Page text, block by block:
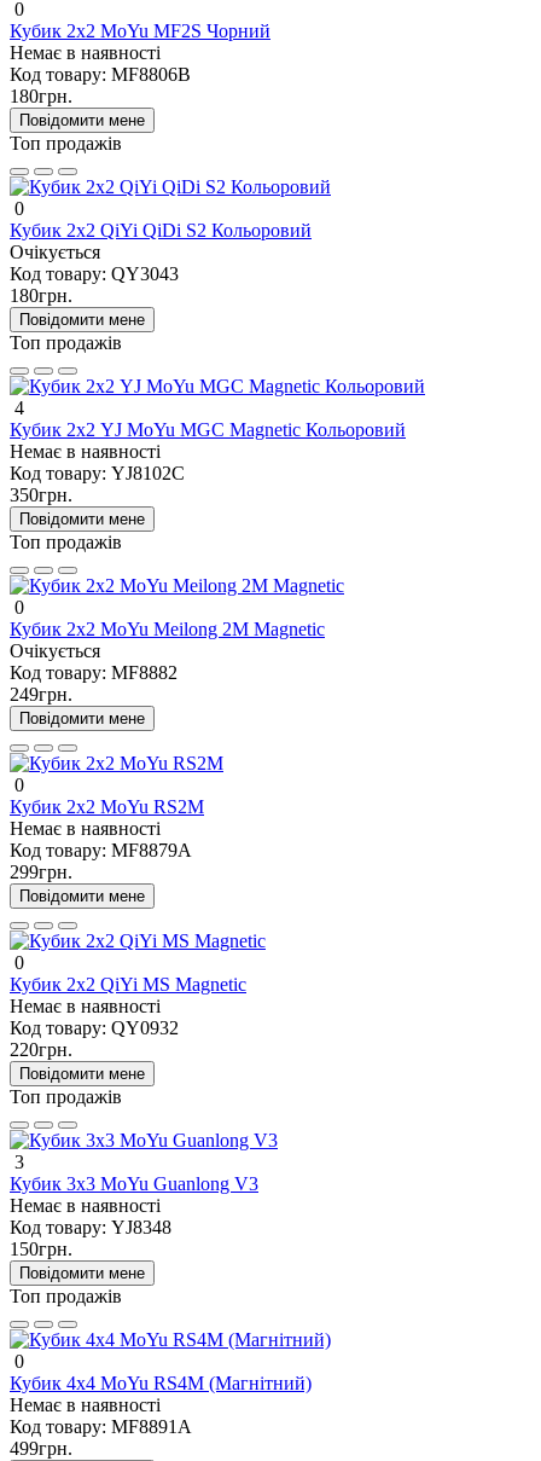
0
Кубик 2x2 MoYu MF2S Чорний
Немає в наявності
Код товару: MF8806B
180грн.
Повідомити мене
Топ продажів
0
Кубик 2х2 QiYi QiDi S2 Кольоровий
Очікується
Код товару: QY3043
180грн.
Повідомити мене
Топ продажів
4
Кубик 2х2 YJ MoYu MGC Magnetic Кольоровий
Немає в наявності
Код товару: YJ8102C
350грн.
Повідомити мене
Топ продажів
0
Кубик 2х2 MoYu Meilong 2M Magnetic
Очікується
Код товару: MF8882
249грн.
Повідомити мене
0
Кубик 2х2 MoYu RS2M
Немає в наявності
Код товару: MF8879A
299грн.
Повідомити мене
0
Кубик 2х2 QiYi MS Magnetic
Немає в наявності
Код товару: QY0932
220грн.
Повідомити мене
Топ продажів
3
Кубик 3х3 MoYu Guanlong V3
Немає в наявності
Код товару: YJ8348
150грн.
Повідомити мене
Топ продажів
0
Кубик 4х4 MoYu RS4M (Магнітний)
Немає в наявності
Код товару: MF8891A
499грн.